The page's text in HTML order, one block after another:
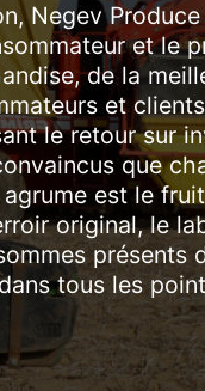
Negev
et le
de la
et
le retour sur
que
est le
original, le
présents
tous les